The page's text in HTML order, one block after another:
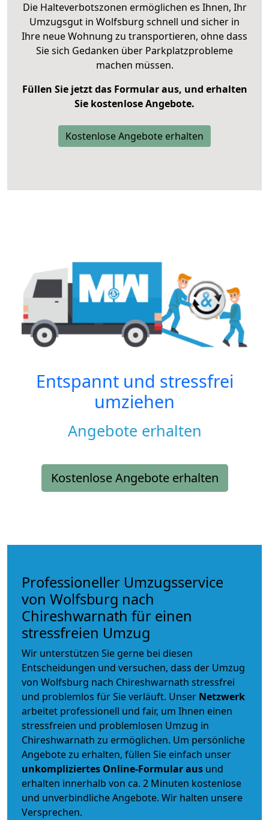
Die Halteverbotszonen ermöglichen es Ihnen, Ihr
Umzugsgut in Wolfsburg schnell und sicher in
Ihre neue Wohnung zu transportieren, ohne dass
Sie sich Gedanken über Parkplatzprobleme
machen müssen.
Füllen Sie jetzt das Formular aus, und erhalten
Sie kostenlose Angebote.
Kostenlose Angebote erhalten
Entspannt und stressfrei
umziehen
Angebote erhalten
Kostenlose Angebote erhalten
Professioneller Umzugsservice
von Wolfsburg nach
Chireshwarnath für einen
stressfreien Umzug
Wir unterstützen Sie gerne bei diesen
Entscheidungen und versuchen, dass der Umzug
von Wolfsburg nach Chireshwarnath stressfrei
und problemlos für Sie verläuft. Unser Netzwerk
arbeitet professionell und fair, um Ihnen einen
stressfreien und problemlosen Umzug in
Chireshwarnath zu ermöglichen. Um persönliche
Angebote zu erhalten, füllen Sie einfach unser
unkompliziertes Online-Formular aus und
erhalten innerhalb von ca. 2 Minuten kostenlose
und unverbindliche Angebote. Wir halten unsere
Versprechen.